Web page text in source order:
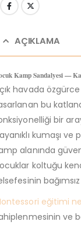
AÇIKLAMA
Kamp Sandalyesi —
havada
bu
bir
kumaşı
alanında
koltuğu
eğitimi
ve